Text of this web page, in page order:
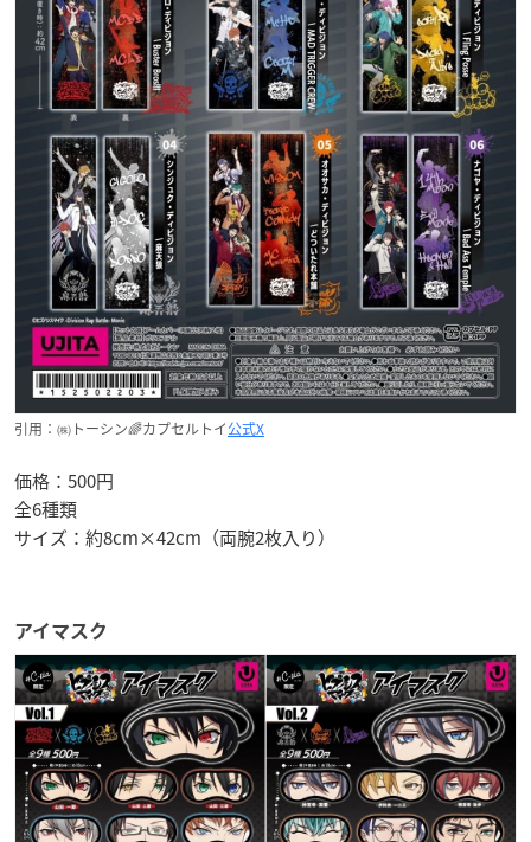
引用：㈱トーシン🌈カプセルトイ公式X
価格：500円
全6種類
サイズ：約8cm×42cm（両腕2枚入り）
アイマスク